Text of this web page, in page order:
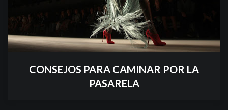
CONSEJOS PARA CAMINAR POR LA
PASARELA